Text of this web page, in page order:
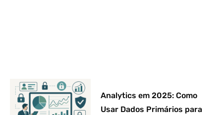
Analytics em 2025: Como
Usar Dados Primários para